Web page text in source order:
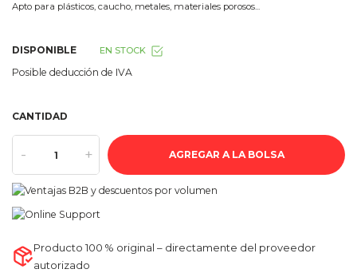
Apto para plásticos, caucho, metales, materiales porosos...
DISPONIBLE EN STOCK
Posible deducción de IVA
CANTIDAD
- + AGREGAR A LA BOLSA
Producto 100 % original – directamente del proveedor
autorizado